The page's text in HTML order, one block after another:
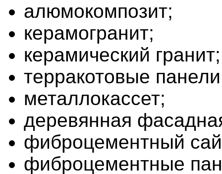
алюмокомпозит;
керамогранит;
керамический гранит;
терракотовые
металлокассет;
деревянная
фиброцементный
фиброцементные